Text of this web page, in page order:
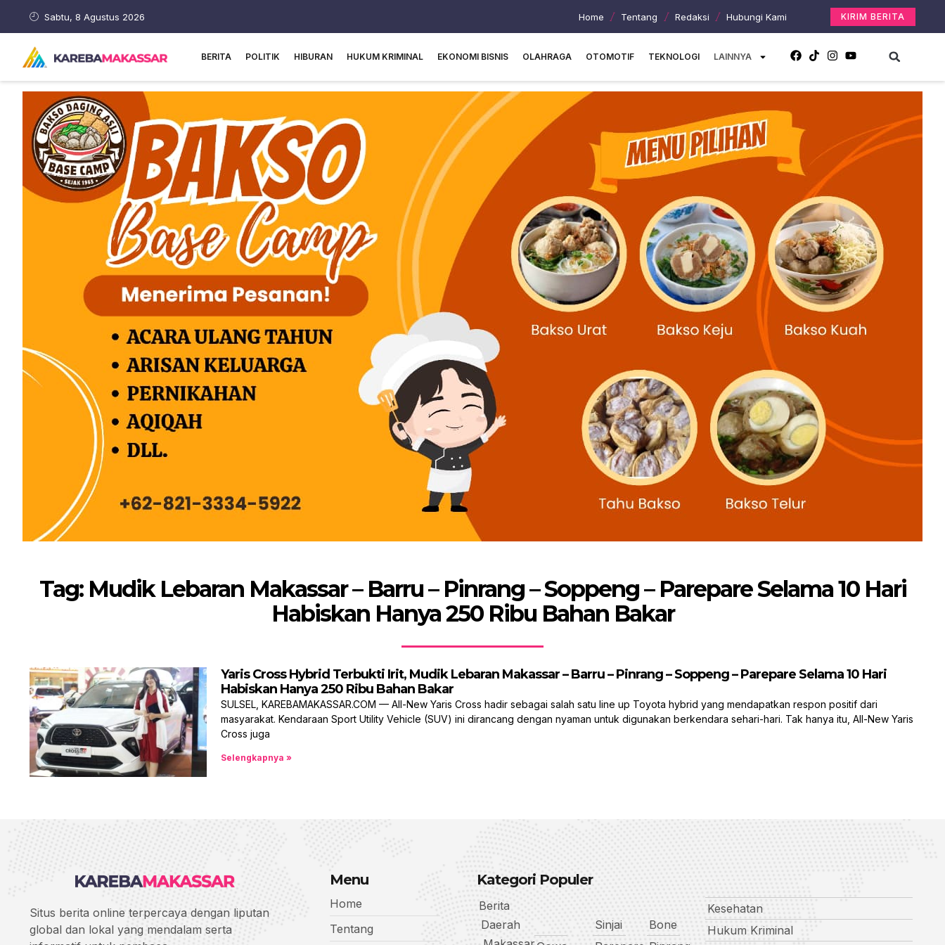
Sabtu, 8 Agustus 2026 Home Tentang Redaksi Hubungi Kami KIRIM BERITA
BERITA POLITIK HIBURAN HUKUM KRIMINAL EKONOMI BISNIS OLAHRAGA OTOMOTIF TEKNOLOGI LAINNYA
Tag: Mudik Lebaran Makassar – Barru – Pinrang – Soppeng – Parepare Selama 10 Hari
Habiskan Hanya 250 Ribu Bahan Bakar
Yaris Cross Hybrid Terbukti Irit, Mudik Lebaran Makassar – Barru – Pinrang – Soppeng – Parepare Selama 10 Hari
Habiskan Hanya 250 Ribu Bahan Bakar
SULSEL, KAREBAMAKASSAR.COM — All-New Yaris Cross hadir sebagai salah satu line up Toyota hybrid yang mendapatkan respon positif dari
masyarakat. Kendaraan Sport Utility Vehicle (SUV) ini dirancang dengan nyaman untuk digunakan berkendara sehari-hari. Tak hanya itu, All-New Yaris
Cross juga
Selengkapnya »
Situs berita online terpercaya dengan liputan
global dan lokal yang mendalam serta
Menu
Home
Tentang
Kategori Populer
Berita
Daerah
Sinjai
Bone
Kesehatan
Hukum Kriminal